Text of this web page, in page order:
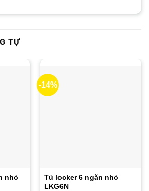
TỰ
nhỏ
-14%
Tủ locker 6 ngăn nhỏ
LKG6N